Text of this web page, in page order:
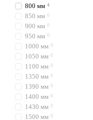
800 мм 4
850 мм 0
900 мм 0
950 мм 0
1000 мм 0
1050 мм 0
1100 мм 0
1350 мм 0
1390 мм 0
1400 мм 0
1430 мм 0
1500 мм 0